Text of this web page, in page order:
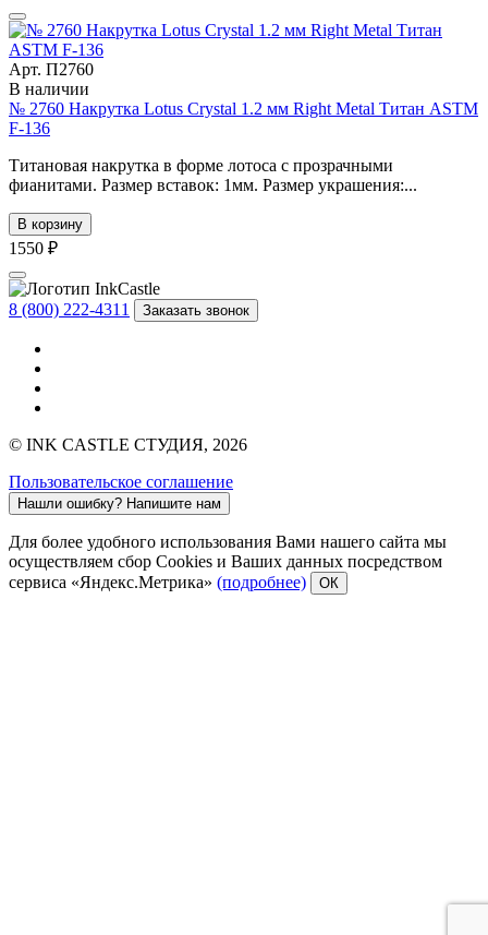
Арт. П2760
В наличии
№ 2760 Накрутка Lotus Crystal 1.2 мм Right Metal Титан ASTM
F-136
Титановая накрутка в форме лотоса с прозрачными
фианитами. Размер вставок: 1мм. Размер украшения:...
В корзину
1550 ₽
8 (800) 222-4311 Заказать звонок
© INK CASTLE СТУДИЯ, 2026
Пользовательское соглашение
Нашли ошибку? Напишите нам
Для более удобного использования Вами нашего сайта мы
осуществляем сбор Cookies и Ваших данных посредством
сервиса «Яндекс.Метрика» (подробнее) ОК